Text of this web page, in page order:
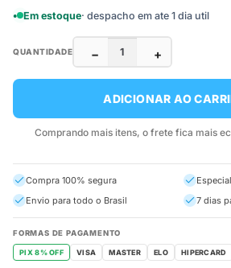
Em estoque· despacho em ate 1 dia util
QUANTIDADE − +
ADICIONAR AO
Comprando mais itens, o frete fica mais
Compra 100% segura
Envio para todo o Brasil
7 dias
FORMAS DE PAGAMENTO
PIX 8% OFF VISA MASTER ELO HIPERCARD